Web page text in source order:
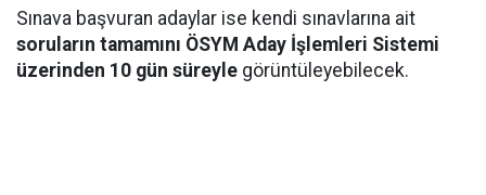
Sınava başvuran adaylar ise kendi sınavlarına ait
soruların tamamını ÖSYM Aday İşlemleri Sistemi
üzerinden 10 gün süreyle görüntüleyebilecek.